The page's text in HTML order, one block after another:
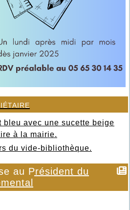
bleu avec une sucette beige
à la mairie.
du vide-bibliothèque.
au Président du